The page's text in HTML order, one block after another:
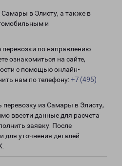
в Элисту, а также в
и
по направлению
ознакомиться на сайте,
с помощью онлайн-
нам по телефону: +7 (495)
перевозку из Самары в Элисту,
ввести данные для расчета
заявку. После
для уточнения деталей